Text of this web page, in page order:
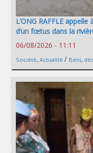
L’ONG RAFFLE
d’un fœtus dans la
06/08/2026 - 11:11
Société, Actualité / Beni,